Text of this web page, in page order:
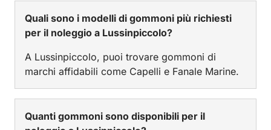
Quali sono i modelli di gommoni più richiesti
per il noleggio a Lussinpiccolo?
A Lussinpiccolo, puoi trovare gommoni di
marchi affidabili come Capelli e Fanale Marine.
Quanti gommoni sono disponibili per il